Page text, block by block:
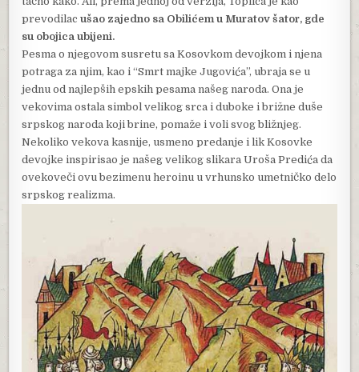
prevodilac ušao zajedno sa Obilićem u Muratov šator, gde
su obojica ubijeni.
Pesma o njegovom susretu sa Kosovkom devojkom i njena
potraga za njim, kao i “Smrt majke Jugovića”, ubraja se u
jednu od najlepših epskih pesama našeg naroda. Ona je
vekovima ostala simbol velikog srca i duboke i brižne duše
srpskog naroda koji brine, pomaže i voli svog bližnjeg.
Nekoliko vekova kasnije, usmeno predanje i lik Kosovke
devojke inspirisao je našeg velikog slikara Uroša Predića da
ovekoveči ovu bezimenu heroinu u vrhunsko umetničko delo
srpskog realizma.